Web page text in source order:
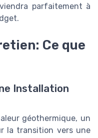
parfaitement à
Ce que
Installation
géothermique, un
la transition vers une